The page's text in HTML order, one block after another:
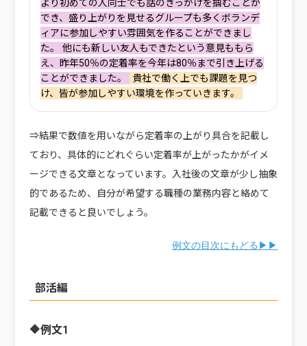
より初めての人同士でも話のきっかけを掴むことが
でき、盛り上がりを見せるグループも多くボランデ
ィアに参加しやすい雰囲気を作ることができまし
た。 他にも新しい友人もできたという意見ももら
え、昨年50％の定着率を今年は80％まで引き上げる
ことができました。
貴社で働く上でも課題を見つ
け、皆が参加しやすい環境を作っていきます。
⇒結果で数値を用いながら定着率の上がり具合を記載し
ており、具体的にどれぐらい定着率が上がったかがイメ
ージできる文章となっています。入社後の文章が少し抽象
的であるため、自分が希望する職種の業務内容と絡めて
記載できると良いでしょう。
例文の目次にもどる▶▶
部活編
🔶例文1